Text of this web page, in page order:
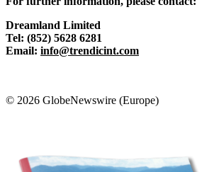
Dreamland Limited
Tel: (852) 5628 6281
Email: info@trendicint.com
© 2026 GlobeNewswire (Europe)